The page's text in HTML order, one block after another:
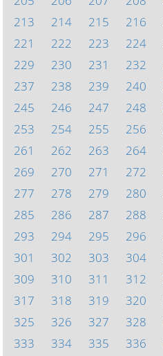
213
214 215 216
221
222 223 224
229
230 231 232
237
238 239 240
245
246 247 248
253
254 255 256
261
262 263 264
269
270 271 272
277
278 279 280
285
286 287 288
293
294 295 296
301
302 303 304
309
310 311 312
317
318 319 320
325
326 327 328
333
334 335 336